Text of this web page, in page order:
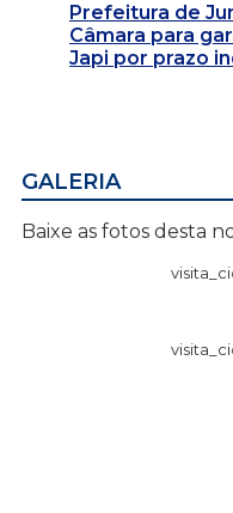
Prefeitura de
Câmara para
Japi por prazo
GALERIA
Baixe as fotos desta